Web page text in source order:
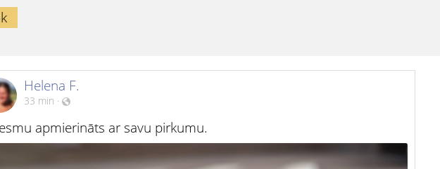
Helena F.
33 min ·
apmierināts ar savu pirkumu.